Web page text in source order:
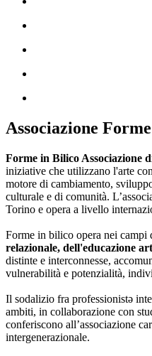
Associazione
Forme in Bilico Associazione
iniziative che utilizzano l'arte
motore di cambiamento,
culturale e di comunità.
Torino e opera a livello
Forme in bilico opera nei campi
relazionale, dell'educazione
distinte e interconnesse,
vulnerabilità e potenzialità,
Il sodalizio fra professionistə
ambiti, in collaborazione con
conferiscono all’associazione
intergenerazionale.